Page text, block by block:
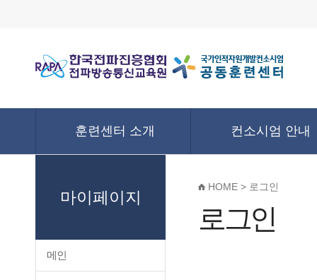
훈련센터 소개 컨소시엄 안내
마이페이지
메인
HOME > 로그인
로그인